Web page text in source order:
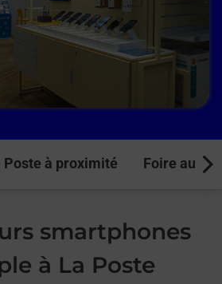
Poste à proximité Foire aux
smartphones
à La Poste